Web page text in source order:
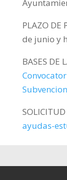
PLAZO DE
de junio y
BASES DE
ayudas-